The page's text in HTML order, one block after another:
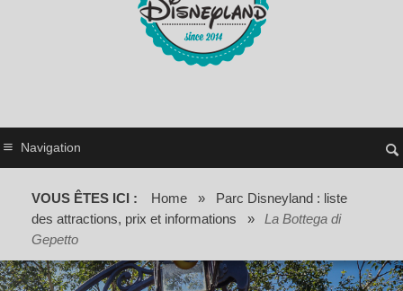
Navigation
VOUS ÊTES ICI : Home »
Parc Disneyland : liste
des attractions, prix et informations
»
La Bottega di
Gepetto